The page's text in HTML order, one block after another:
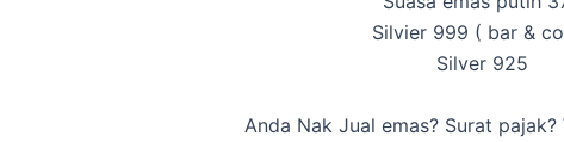
Silvier 999 ( bar &
Silver 925
Anda Nak Jual emas? Surat pajak?